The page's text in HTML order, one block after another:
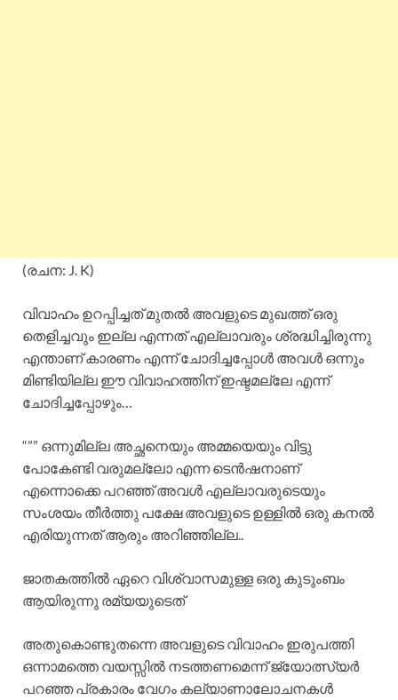
(രചന: J. K)
വിവാഹം ഉറപ്പിച്ചത് മുതൽ അവളുടെ മുഖത്ത് ഒരു
തെളിച്ചവും ഇല്ല എന്നത് എല്ലാവരും ശ്രദ്ധിച്ചിരുന്നു
എന്താണ് കാരണം എന്ന് ചോദിച്ചപ്പോൾ അവൾ ഒന്നും
മിണ്ടിയില്ല ഈ വിവാഹത്തിന് ഇഷ്ടമല്ലേ എന്ന്
ചോദിച്ചപ്പോഴും…
“”” ഒന്നുമില്ല അച്ഛനെയും അമ്മയെയും വിട്ടു
പോകേണ്ടി വരുമല്ലോ എന്ന ടെൻഷനാണ്
എന്നൊക്കെ പറഞ്ഞ് അവൾ എല്ലാവരുടെയും
സംശയം തീർത്തു പക്ഷേ അവളുടെ ഉള്ളിൽ ഒരു കനൽ
എരിയുന്നത് ആരും അറിഞ്ഞില്ല..
ജാതകത്തിൽ ഏറെ വിശ്വാസമുള്ള ഒരു കുടുംബം
ആയിരുന്നു രമ്യയുടെത്
അതുകൊണ്ടുതന്നെ അവളുടെ വിവാഹം ഇരുപത്തി
ഒന്നാമത്തെ വയസ്സിൽ നടത്തണമെന്ന് ജ്യോത്സ്യര്‍
പറഞ്ഞ പ്രകാരം വേഗം കല്യാണാലോചനകൾ